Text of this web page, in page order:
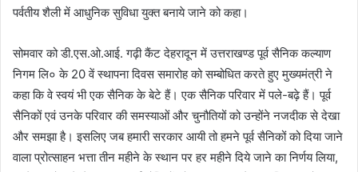
पर्वतीय शैली में आधुनिक सुविधा युक्त बनाये जाने को कहा।
सोमवार को डी.एस.ओ.आई. गढ़ी कैंट देहरादून में उत्तराखण्ड पूर्व सैनिक कल्याण
निगम लि० के 20 वें स्थापना दिवस समारोह को सम्बोधित करते हुए मुख्यमंत्री ने
कहा कि वे स्वयं भी एक सैनिक के बेटे हैं। एक सैनिक परिवार में पले-बढ़े हैं। पूर्व
सैनिकों एवं उनके परिवार की समस्याओं और चुनौतियों को उन्होंने नजदीक से देखा
और समझा है। इसलिए जब हमारी सरकार आयी तो हमने पूर्व सैनिकों को दिया जाने
वाला प्रोत्साहन भत्ता तीन महीने के स्थान पर हर महीने दिये जाने का निर्णय लिया,